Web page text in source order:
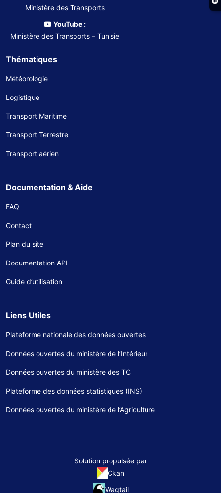
Ministère des Transports
YouTube :
Ministère des Transports – Tunisie
Thématiques
Météorologie
Logistique
Transport Maritime
Transport Terrestre
Transport aérien
Documentation & Aide
FAQ
Contact
Plan du site
Documentation API
Guide d’utilisation
Liens Utiles
Plateforme nationale des données ouvertes
Données ouvertes du ministère de l’Intérieur
Données ouvertes du ministère des TC
Plateforme des données statistiques (INS)
Données ouvertes du ministère de l’Agriculture
Solution propulsée par
Ckan
Wagtail